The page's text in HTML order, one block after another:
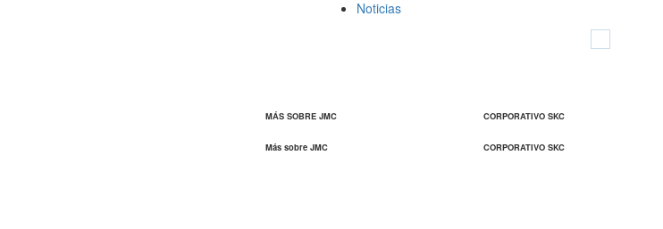
Noticias
MÁS SOBRE JMC
Más sobre JMC
CORPORATIVO SKC
CORPORATIVO SKC